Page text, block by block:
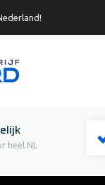
heel NL